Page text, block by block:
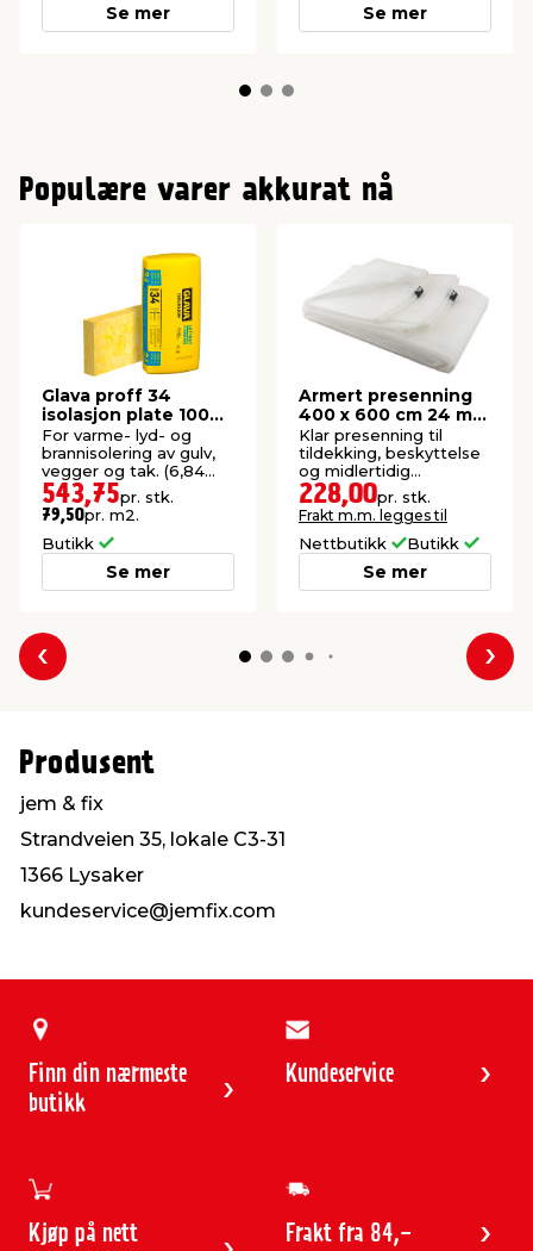
Se mer Se mer
Populære varer akkurat nå
Glava proff 34
isolasjon plate 100
mm
For varme- lyd- og
brannisolering av gulv,
vegger og tak. (6,84
m²).
543,75pr. stk.
79,50pr. m2.
Butikk
Se mer
Armert presenning
400 x 600 cm 24 m² -
Garden®
Klar presenning til
tildekking, beskyttelse
og midlertidig
overdekking. 24 m².
228,00pr. stk.
Frakt m.m. legges til
Nettbutikk Butikk
Se mer
Forrige
Produsent
jem & fix
Strandveien 35, lokale C3-31
1366 Lysaker
kundeservice@jemfix.com
Finn din nærmeste
butikk
Kundeservice
Kjøp på nett
Frakt fra 84,-